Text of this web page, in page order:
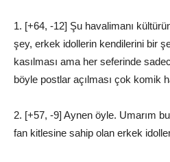
1. [+64, -12] Şu havalimanı
şey, erkek idollerin kendilerini bir
kasılması ama her seferinde
böyle postlar açılması çok komik
2. [+57, -9] Aynen öyle. Umarım
fan kitlesine sahip olan erkek